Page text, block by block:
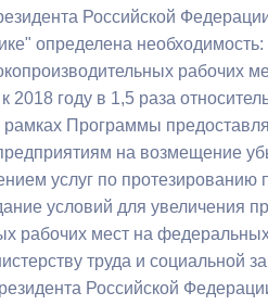
Российской
определена необходимость:
рабочих
2018 году в 1,5 раза
Программы
на возмещение
услуг по
условий для увеличения
рабочих мест на
труда и социальной
Российской